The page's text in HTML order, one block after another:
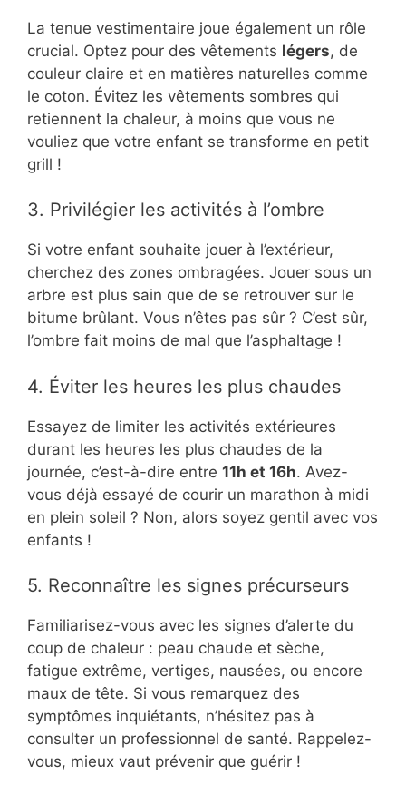
La tenue vestimentaire joue également un rôle
crucial. Optez pour des vêtements légers, de
couleur claire et en matières naturelles comme
le coton. Évitez les vêtements sombres qui
retiennent la chaleur, à moins que vous ne
vouliez que votre enfant se transforme en petit
grill !
3. Privilégier les activités à l’ombre
Si votre enfant souhaite jouer à l’extérieur,
cherchez des zones ombragées. Jouer sous un
arbre est plus sain que de se retrouver sur le
bitume brûlant. Vous n’êtes pas sûr ? C’est sûr,
l’ombre fait moins de mal que l’asphaltage !
4. Éviter les heures les plus chaudes
Essayez de limiter les activités extérieures
durant les heures les plus chaudes de la
journée, c’est-à-dire entre 11h et 16h. Avez-
vous déjà essayé de courir un marathon à midi
en plein soleil ? Non, alors soyez gentil avec vos
enfants !
5. Reconnaître les signes précurseurs
Familiarisez-vous avec les signes d’alerte du
coup de chaleur : peau chaude et sèche,
fatigue extrême, vertiges, nausées, ou encore
maux de tête. Si vous remarquez des
symptômes inquiétants, n’hésitez pas à
consulter un professionnel de santé. Rappelez-
vous, mieux vaut prévenir que guérir !